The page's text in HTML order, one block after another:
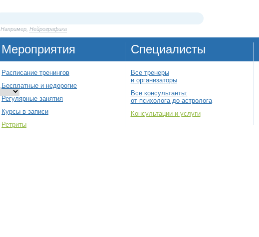
Например, Нейрографика
Мероприятия
Расписание тренингов
Бесплатные и недорогие
Регулярные занятия
Курсы в записи
Ретриты
Специалисты
Все тренеры
и организаторы
Все консультанты:
от психолога до астролога
Консультации и услуги